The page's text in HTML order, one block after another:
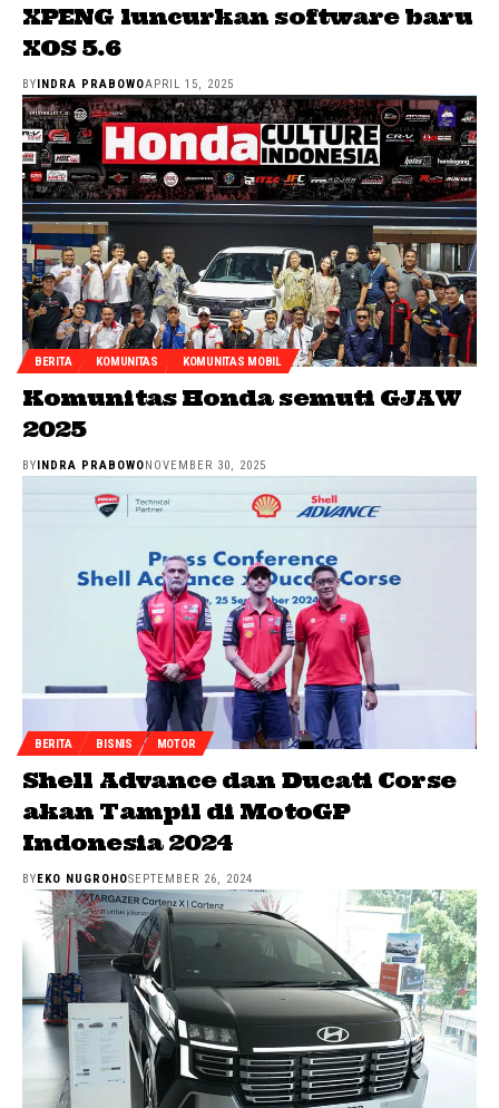
XPENG luncurkan software baru
XOS 5.6
BYINDRA PRABOWOAPRIL 15, 2025
BERITA KOMUNITAS KOMUNITAS MOBIL
Komunitas Honda semuti GJAW
2025
BY INDRA PRABOWO NOVEMBER 30, 2025
BERITA BISNIS MOTOR
Shell Advance dan Ducati Corse
akan Tampil di MotoGP
Indonesia 2024
BY EKO NUGROHOSEPTEMBER 26, 2024